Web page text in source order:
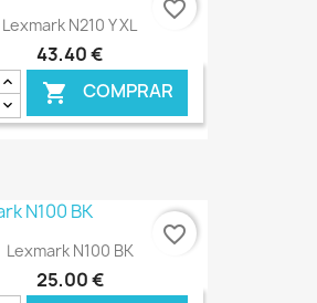
Lexmark N210 Y XL
43,40 €
 COMPRAR
€ ONLINE
favorite_border
Lexmark N100 BK
25,00 €
favorite_border